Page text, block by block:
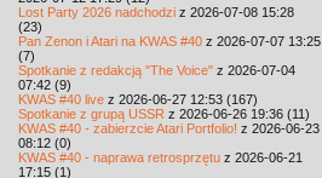
Lost Party 2026 nadchodzi z 2026-07-08 15:28
(23)
Pan Zenon i Atari na KWAS #40 z 2026-07-07 13:25
(7)
Spotkanie z redakcją "The Voice" z 2026-07-04
07:42 (9)
KWAS #40 live z 2026-06-27 12:53 (167)
Spotkanie z grupą USSR z 2026-06-26 19:36 (11)
KWAS #40 - zabierzcie Atari Portfolio! z 2026-06-23
08:12 (0)
KWAS #40 - naprawa retrosprzętu z 2026-06-21
17:15 (1)